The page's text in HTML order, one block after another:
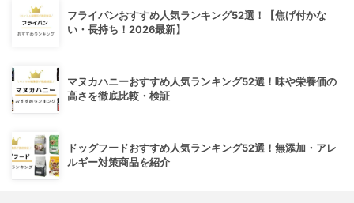
フライパンおすすめ人気ランキング52選！【焦げ付かな
い・長持ち！2026最新】
マヌカハニーおすすめ人気ランキング52選！味や栄養価の
高さを徹底比較・検証
ドッグフードおすすめ人気ランキング52選！無添加・アレ
ルギー対策商品を紹介